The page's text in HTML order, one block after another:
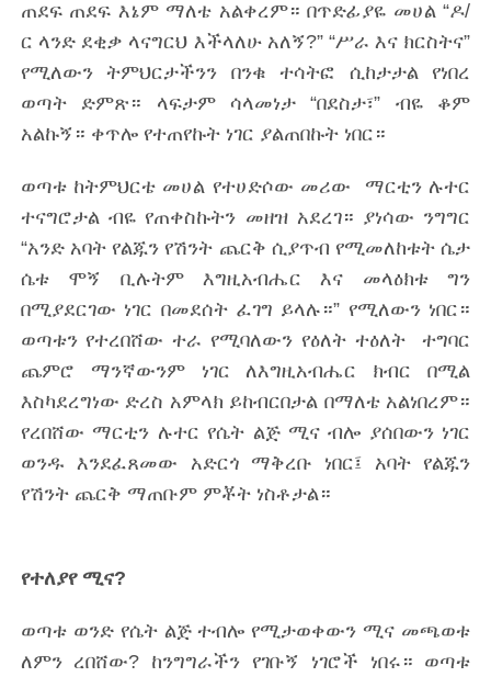
ጠደፍ ጠደፍ እኔም ማለቴ አልቀረም። በጥድፊያዬ መሀል “ዶ/
ር ላንድ ደቂቃ ላናግርህ እችላለሁ አለኝ?” “ሥራ እና ክርስትና”
የሚለውን ትምህርታችንን በንቁ ተሳትፎ ሲከታታል የነበረ
ወጣት ድምጽ። ላፍታም ሳላመነታ “በደስታ፣” ብዬ ቆም
አልኩኝ። ቀጥሎ የተጠየኩት ነገር ያልጠበኩት ነበር።
ወጣቱ ከትምህርቴ መሀል የተሀድሶው መሪው ማርቲን ሉተር
ተናግሮታል ብዬ የጠቀስኩትን መዘዝ አደረገ። ያነሳው ንግግር
“አንድ አባት የልጁን የሽንት ጨርቅ ሲያጥብ የሚመለከቱት ሴታ
ሴቱ ሞኝ ቢሉትም እግዚአብሔር እና መላዕክቱ ግን
በሚያደርገው ነገር በመደሰት ፈገግ ይላሉ።” የሚለውን ነበር።
ወጣቱን የተረበሸው ተራ የሚባለውን የዕለት ተዕለት ተግባር
ጨምሮ ማንኛውንም ነገር ለእግዚአብሔር ክብር በሚል
እስካደረግነው ድረስ አምላክ ይከብርበታል በማለቴ አልነበረም።
የረበሸው ማርቲን ሉተር የሴት ልጅ ሚና ብሎ ያሰበውን ነገር
ወንዱ እንደፈጸመው አድርጎ ማቅረቡ ነበር፤ አባት የልጁን
የሽንት ጨርቅ ማጠቡም ምቾት ነስቶታል።
የተለያየ ሚና?
ወጣቱ ወንድ የሴት ልጅ ተብሎ የሚታወቀውን ሚና መጫወቱ
ለምን ረበሸው? ከንግግራችን የገቡኝ ነገሮች ነበሩ። ወጣቱ